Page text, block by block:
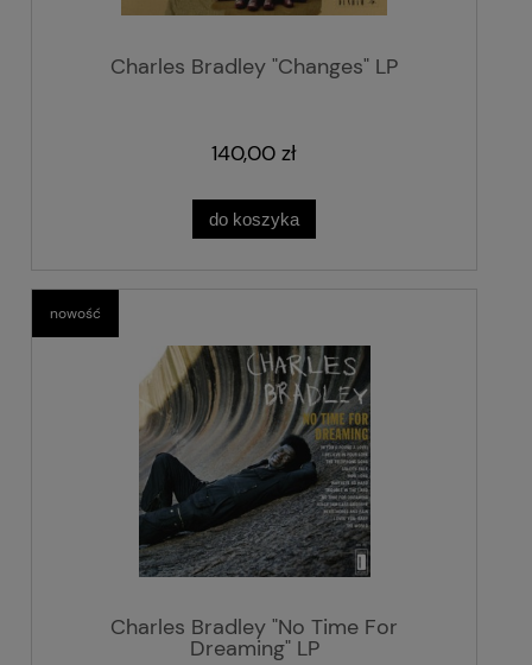
Charles Bradley "Changes" LP
140,00 zł
do koszyka
Charles Bradley "No Time For
Dreaming" LP
nowość